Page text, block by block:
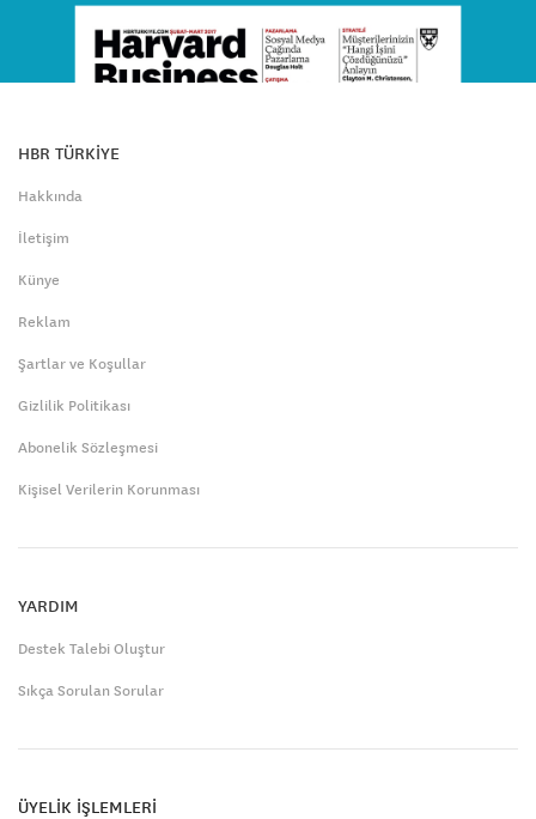
HBR TÜRKİYE
Hakkında
İletişim
Künye
Reklam
Şartlar ve Koşullar
Gizlilik Politikası
Abonelik Sözleşmesi
Kişisel Verilerin Korunması
YARDIM
Destek Talebi Oluştur
Sıkça Sorulan Sorular
ÜYELİK İŞLEMLERİ